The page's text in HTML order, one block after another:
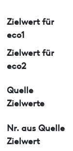
Zielwert für
eco1
Zielwert für
eco2
Quelle
Zielwerte
Nr. aus Quelle
Zielwert